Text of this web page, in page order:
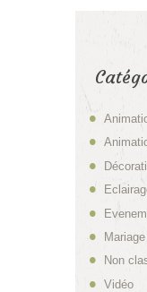
Mariage
Non
Vidéo